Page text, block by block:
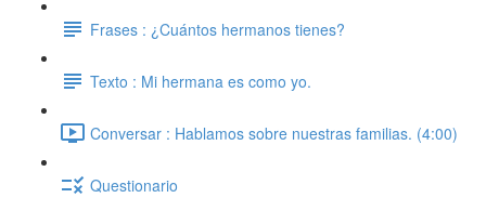
Frases : ¿Cuántos hermanos tienes?
Texto : Mi hermana es como yo.
Conversar : Hablamos sobre nuestras familias. (4:00)
Questionario